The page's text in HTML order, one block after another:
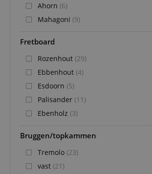
Ahorn (6)
Mahagoni (9)
Fretboard
Rozenhout (29)
Ebbenhout (4)
Esdoorn (5)
Palisander (11)
Ebenholz (3)
Bruggen/topkammen
Tremolo (23)
vast (21)